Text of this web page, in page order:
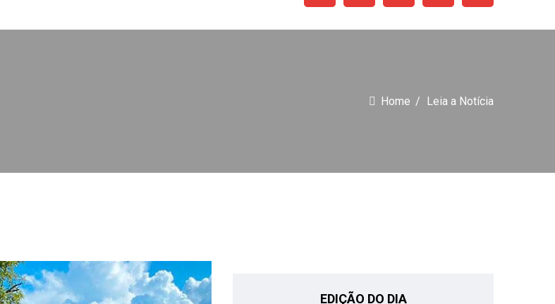
Home Leia a Notícia
EDIÇÃO DO DIA